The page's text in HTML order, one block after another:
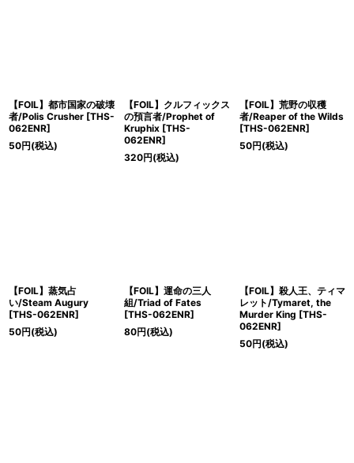
【FOIL】都市国家の破壊
者/Polis Crusher [THS-
062ENR]
50円(税込)
【FOIL】クルフィックス
の預言者/Prophet of
Kruphix [THS-
062ENR]
320円(税込)
【FOIL】荒野の収穫
者/Reaper of the Wilds
[THS-062ENR]
50円(税込)
【FOIL】蒸気占
い/Steam Augury
[THS-062ENR]
50円(税込)
【FOIL】運命の三人
組/Triad of Fates
[THS-062ENR]
80円(税込)
【FOIL】殺人王、ティマ
レット/Tymaret, the
Murder King [THS-
062ENR]
50円(税込)